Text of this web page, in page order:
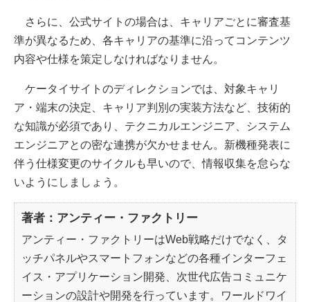
さらに、公式サイトの場合は、キャリアごとに審査基
準が異なるため、各キャリアの基準に沿ってコンテンツ
内容や仕様を策定しなければなりません。
ケータイサイトのディレクションでは、対象キャリ
ア・端末の決定、キャリア判別の実装方法など、技術的
な知識が必須であり、テクニカルエンジニア、システム
エンジニアとの密な連携が欠かせません。新機種発表に
伴う仕様変更のサイクルも早いので、情報収集を怠らな
いようにしましょう。
著者：アンティー・ファクトリー
アンティー・ファクトリーはWeb戦略だけでなく、タ
ッチパネルやスマートフォンなどの各種インターフェ
イス・アプリケーション開発、次世代広告コミュニケ
ーションの設計や開発を行っています。ワールドワイ